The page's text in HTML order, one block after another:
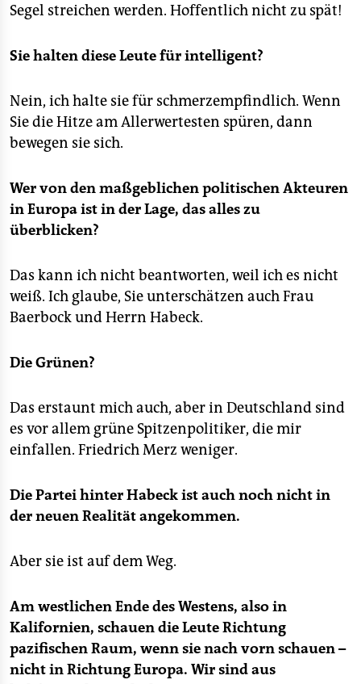
Segel streichen werden. Hoffentlich nicht zu spät!
Sie halten diese Leute für intelligent?
Nein, ich halte sie für schmerzempfindlich. Wenn
Sie die Hitze am Allerwertesten spüren, dann
bewegen sie sich.
Wer von den maßgeblichen politischen Akteuren
in Europa ist in der Lage, das alles zu
überblicken?
Das kann ich nicht beantworten, weil ich es nicht
weiß. Ich glaube, Sie unterschätzen auch Frau
Baerbock und Herrn Habeck.
Die Grünen?
Das erstaunt mich auch, aber in Deutschland sind
es vor allem grüne Spitzenpolitiker, die mir
einfallen. Friedrich Merz weniger.
Die Partei hinter Habeck ist auch noch nicht in
der neuen Realität angekommen.
Aber sie ist auf dem Weg.
Am westlichen Ende des Westens, also in
Kalifornien, schauen die Leute Richtung
pazifischen Raum, wenn sie nach vorn schauen –
nicht in Richtung Europa. Wir sind aus